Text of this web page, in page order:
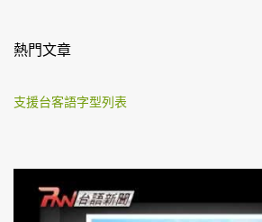
熱門文章
支援台客語字型列表